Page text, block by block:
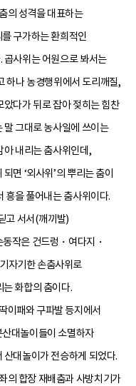
의 성격을 대표하는
구가하는 환희적인
곱사위는 어원으로 봐서는
하나 농경행위에서 도리깨질,
다가 뒤로 잡아 젖히는 힘찬
말 그대로 농사일에 쓰이는
아 내리는 춤사위인데,
면 ‘외사위’의 뿌리는 춤이
흥을 풀어내는 춤사위이다.
고 서서(깨끼발)
작은 건드렁・여다지・
자기한 손춤사위로
화합의 춤이다.
이패와 구파발 등지에서
대놀이들이 소멸하자
대놀이가 전승하게 되었다.
의 합장 재배춤과 사방치기가